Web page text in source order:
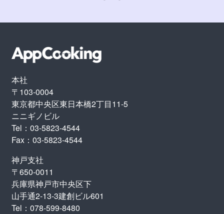
本社
〒103-0004
東京都中央区東日本橋2丁目11-5
ニニギノビル
Tel：03-5823-4544
Fax：03-5823-4544
神戸支社
〒650-0011
兵庫県神戸市中央区下
山手通2-13-3建創ビル601
Tel：078-599-8480